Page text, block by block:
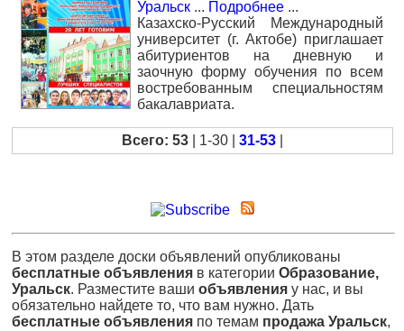
Уральск ... Подробнее ...
Казахско-Русский Международный
университет (г. Актобе) приглашает
абитуриентов на дневную и
заочную форму обучения по всем
востребованным специальностям
бакалавриата.
Всего: 53 | 1-30 | 31-53
В этом разделе доски объявлений опубликованы
бесплатные объявления в категории Образование,
Уральск. Разместите ваши объявления у нас, и вы
обязательно найдете то, что вам нужно. Дать
бесплатные объявления по темам продажа Уральск,